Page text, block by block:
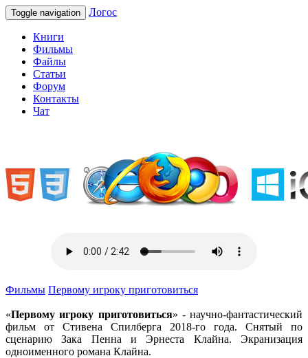
Toggle navigation Логос
Книги
Фильмы
Файлы
Статьи
Форум
Контакты
Чат
Фильмы Первому игроку приготовиться
«Первому игроку приготовиться» - научно-фантастический
фильм от Стивена Спилберга 2018-го года. Снятый по
сценарию Зака Пенна и Эрнеста Клайна. Экранизация
одноименного романа Клайна.